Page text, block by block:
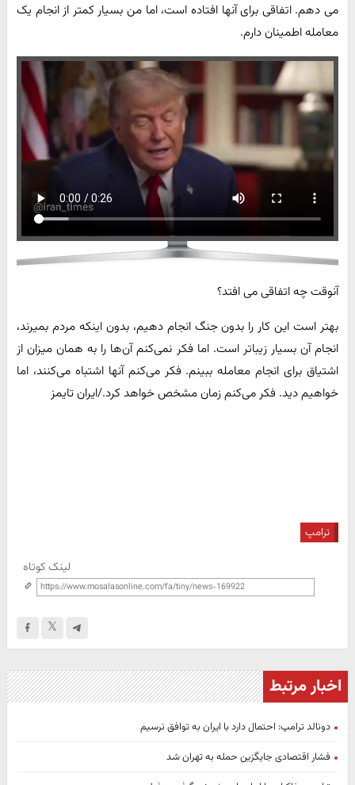
می دهم. اتفاقی برای آنها افتاده است، اما من بسیار کمتر از انجام یک
معامله اطمینان دارم.
آنوقت چه اتفاقی می افتد؟
بهتر است این کار را بدون جنگ انجام دهیم، بدون اینکه مردم بمیرند،
انجام آن بسیار زیباتر است. اما فکر نمی‌کنم آن‌ها را به همان میزان از
اشتیاق برای انجام معامله ببینم. فکر می‌کنم آنها اشتباه می‌کنند، اما
خواهیم دید. فکر می‌کنم زمان مشخص خواهد کرد./ایران تایمز
ترامپ
لینک کوتاه
اخبار مرتبط
دونالد ترامپ: احتمال دارد با ایران به توافق نرسیم
فشار اقتصادی جایگزین حمله به تهران شد